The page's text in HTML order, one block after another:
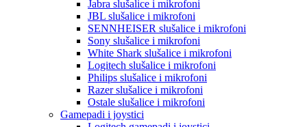
Jabra slušalice i mikrofoni
JBL slušalice i mikrofoni
SENNHEISER slušalice i mikrofoni
Sony slušalice i mikrofoni
White Shark slušalice i mikrofoni
Logitech slušalice i mikrofoni
Philips slušalice i mikrofoni
Razer slušalice i mikrofoni
Ostale slušalice i mikrofoni
Gamepadi i joystici